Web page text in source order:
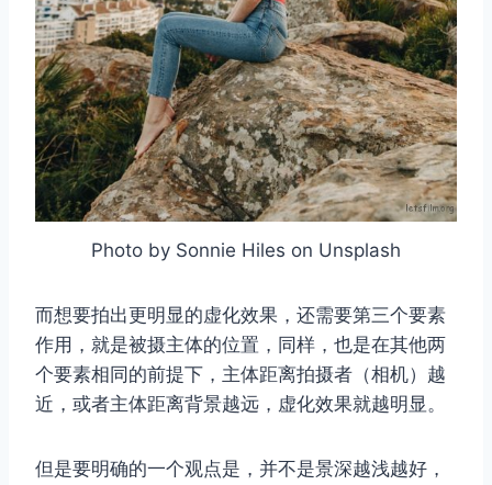
Photo by Sonnie Hiles on Unsplash
而想要拍出更明显的虚化效果，还需要第三个要素
作用，就是被摄主体的位置，同样，也是在其他两
个要素相同的前提下，主体距离拍摄者（相机）越
近，或者主体距离背景越远，虚化效果就越明显。
但是要明确的一个观点是，并不是景深越浅越好，